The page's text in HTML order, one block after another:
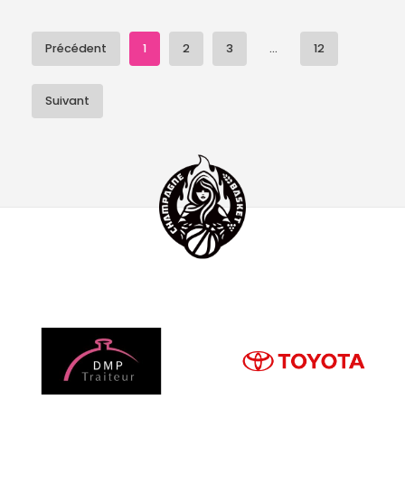
Précédent 1 2 3 ... 12
Suivant